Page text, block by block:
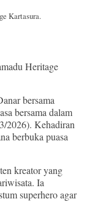
Kartasura.
Heritage
bersama
bersama dalam
2026). Kehadiran
berbuka puasa
kreator yang
Ia
superhero agar